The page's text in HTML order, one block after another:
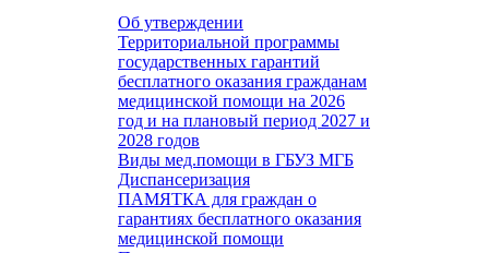
Об утверждении
Территориальной программы
государственных гарантий
бесплатного оказания гражданам
медицинской помощи на 2026
год и на плановый период 2027 и
2028 годов
Виды мед.помощи в ГБУЗ МГБ
Диспансеризация
ПАМЯТКА для граждан о
гарантиях бесплатного оказания
медицинской помощи